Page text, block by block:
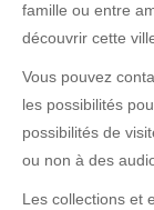
famille ou entre
découvrir cette
Vous pouvez
les possibilités
possibilités de
ou non à des
Les collections et